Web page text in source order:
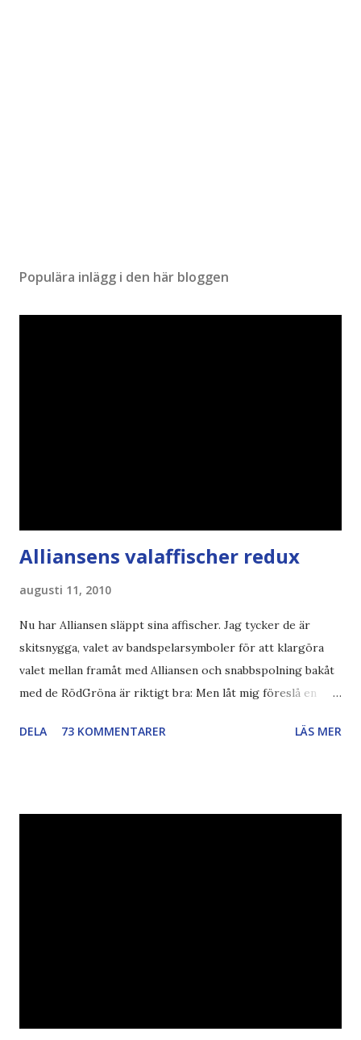
Populära inlägg i den här bloggen
Alliansens valaffischer redux
augusti 11, 2010
Nu har Alliansen släppt sina affischer. Jag tycker de är
skitsnygga, valet av bandspelarsymboler för att klargöra
valet mellan framåt med Alliansen och snabbspolning bakåt
med de RödGröna är riktigt bra: Men låt mig föreslå en
Piratpartiet FRA-lagen Kultur Upphovsrätten //Zac,
DELA 73 KOMMENTARER LÄS MER